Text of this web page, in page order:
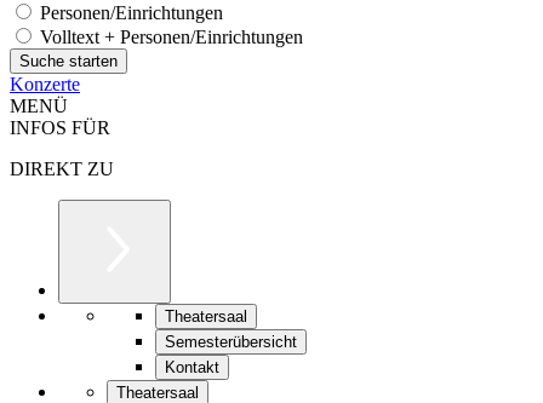
Personen/Einrichtungen
Volltext + Personen/Einrichtungen
Konzerte
MENÜ
INFOS FÜR
DIREKT ZU
Theatersaal
Semesterübersicht
Kontakt
Theatersaal